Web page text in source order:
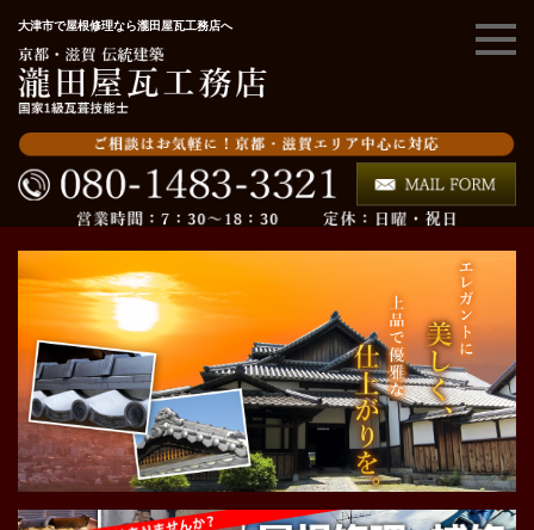
大津市で屋根修理なら瀧田屋瓦工務店へ